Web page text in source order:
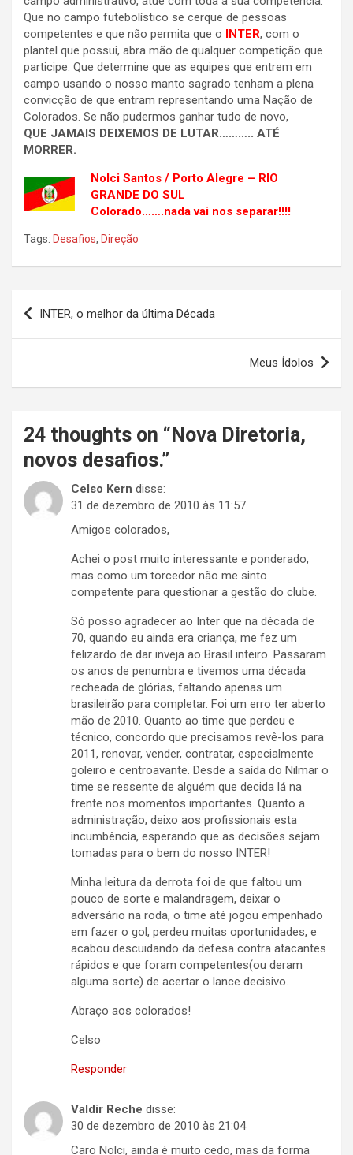
Que no campo futebolístico se cerque de pessoas
competentes e que não permita que o INTER, com o
plantel que possui, abra mão de qualquer competição que
participe. Que determine que as equipes que entrem em
campo usando o nosso manto sagrado tenham a plena
convicção de que entram representando uma Nação de
Colorados. Se não pudermos ganhar tudo de novo,
QUE JAMAIS DEIXEMOS DE LUTAR……….. ATÉ
MORRER.
Nolci Santos / Porto Alegre – RIO
GRANDE DO SUL
Colorado…….nada vai nos separar!!!!
Tags: Desafios, Direção
Navegação
de
INTER, o melhor da última Década
Meus Ídolos
24 thoughts on “ Nova Diretoria,
novos desafios.”
Celso Kern disse:
31 de dezembro de 2010 às 11:57
Amigos colorados,
Achei o post muito interessante e ponderado,
mas como um torcedor não me sinto
competente para questionar a gestão do clube.
Só posso agradecer ao Inter que na década de
70, quando eu ainda era criança, me fez um
felizardo de dar inveja ao Brasil inteiro. Passaram
os anos de penumbra e tivemos uma década
recheada de glórias, faltando apenas um
brasileirão para completar. Foi um erro ter aberto
mão de 2010. Quanto ao time que perdeu e
técnico, concordo que precisamos revê-los para
2011, renovar, vender, contratar, especialmente
goleiro e centroavante. Desde a saída do Nilmar o
time se ressente de alguém que decida lá na
frente nos momentos importantes. Quanto a
administração, deixo aos profissionais esta
incumbência, esperando que as decisões sejam
tomadas para o bem do nosso INTER!
Minha leitura da derrota foi de que faltou um
pouco de sorte e malandragem, deixar o
adversário na roda, o time até jogou empenhado
em fazer o gol, perdeu muitas oportunidades, e
acabou descuidando da defesa contra atacantes
rápidos e que foram competentes(ou deram
alguma sorte) de acertar o lance decisivo.
Abraço aos colorados!
Celso
Responder
Valdir Reche disse:
30 de dezembro de 2010 às 21:04
Caro Nolci, ainda é muito cedo, mas da forma